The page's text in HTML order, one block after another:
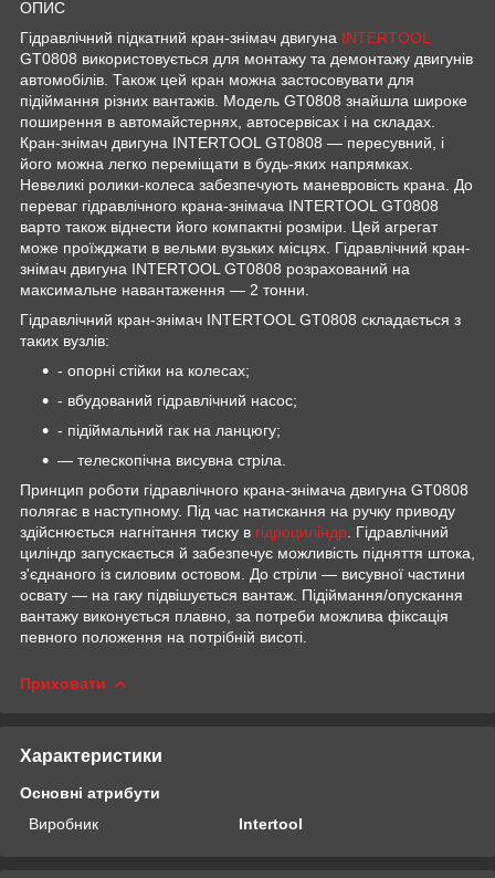
ОПИС
Гідравлічний підкатний кран-знімач двигуна INTERTOOL
GT0808 використовується для монтажу та демонтажу двигунів
автомобілів. Також цей кран можна застосовувати для
підіймання різних вантажів. Модель GT0808 знайшла широке
поширення в автомайстернях, автосервісах і на складах.
Кран-знімач двигуна INTERTOOL GT0808 — пересувний, і
його можна легко переміщати в будь-яких напрямках.
Невеликі ролики-колеса забезпечують маневровість крана. До
переваг гідравлічного крана-знімача INTERTOOL GT0808
варто також віднести його компактні розміри. Цей агрегат
може проїжджати в вельми вузьких місцях. Гідравлічний кран-
знімач двигуна INTERTOOL GT0808 розрахований на
максимальне навантаження — 2 тонни.
Гідравлічний кран-знімач INTERTOOL GT0808 складається з
таких вузлів:
- опорні стійки на колесах;
- вбудований гідравлічний насос;
- підіймальний гак на ланцюгу;
— телескопічна висувна стріла.
Принцип роботи гідравлічного крана-знімача двигуна GT0808
полягає в наступному. Під час натискання на ручку приводу
здійснюється нагнітання тиску в гідроциліндр . Гідравлічний
циліндр запускається й забезпечує можливість підняття штока,
з'єднаного із силовим остовом. До стріли — висувної частини
освату — на гаку підвішується вантаж. Підіймання/опускання
вантажу виконується плавно, за потреби можлива фіксація
певного положення на потрібній висоті.
Приховати
Характеристики
Основні атрибути
Виробник
Intertool